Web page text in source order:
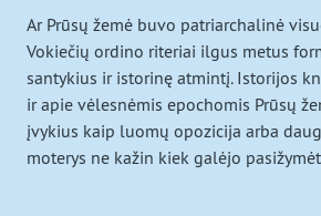
Ar Prūsų žemė buvo patriarchalinė
Vokiečių ordino riteriai ilgus metus
santykius ir istorinę atmintį. Istorijos
ir apie vėlesnėmis epochomis Prūsų
įvykius kaip luomų opozicija arba
moterys ne kažin kiek galėjo